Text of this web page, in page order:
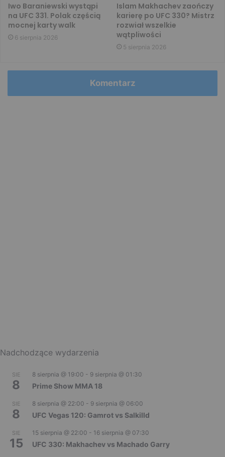
Iwo Baraniewski wystąpi
na UFC 331. Polak częścią
mocnej karty walk
6 sierpnia 2026
Islam Makhachev zaończy
karierę po UFC 330? Mistrz
rozwiał wszelkie
wątpliwości
5 sierpnia 2026
Komentarz
Nadchodzące wydarzenia
SIE
8
8 sierpnia @ 19:00 - 9 sierpnia @ 01:30
Prime Show MMA 18
SIE
8
8 sierpnia @ 22:00 - 9 sierpnia @ 06:00
UFC Vegas 120: Gamrot vs Salkilld
SIE
15
15 sierpnia @ 22:00 - 16 sierpnia @ 07:30
UFC 330: Makhachev vs Machado Garry